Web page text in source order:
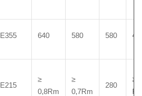
E355 640 580 580
E215
≥
0,8Rm
≥
0,7Rm
280
≥